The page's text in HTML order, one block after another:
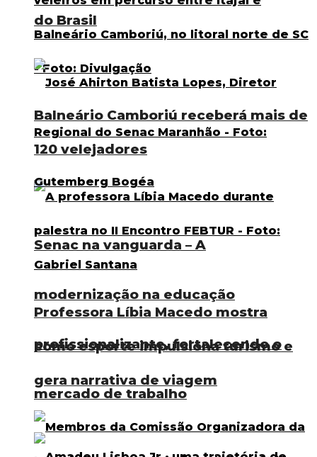
Balneário Camboriú receberá mais de
120 velejadores
Professora Líbia Macedo mostra
como esporte impulsiona turismo e
gera narrativa de viagem
do Brasil
Senac na vanguarda – A
modernização na educação
profissionalizante, fortalecendo o
mercado de trabalho